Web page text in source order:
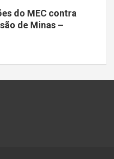
do MEC contra
de Minas –